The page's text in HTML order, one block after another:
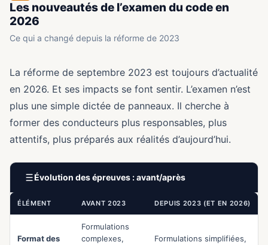
Les nouveautés de l’examen du code en
2026
Ce qui a changé depuis la réforme de 2023
La réforme de septembre 2023 est toujours d’actualité
en 2026. Et ses impacts se font sentir. L’examen n’est
plus une simple dictée de panneaux. Il cherche à
former des conducteurs plus responsables, plus
attentifs, plus préparés aux réalités d’aujourd’hui.
Évolution des épreuves : avant/après
ÉLÉMENT AVANT 2023 DEPUIS 2023 (ET EN 2026)
Format des
Formulations
complexes,
Formulations simplifiées,